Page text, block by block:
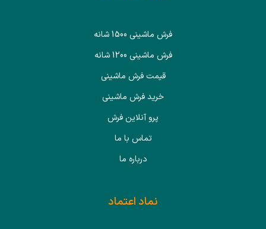
فرش ماشینی 1500 شانه
فرش ماشینی 1200 شانه
قیمت فرش ماشینی
خرید فرش ماشینی
پرو آنلاین فرش
تماس با ما
درباره ما
نماد اعتماد